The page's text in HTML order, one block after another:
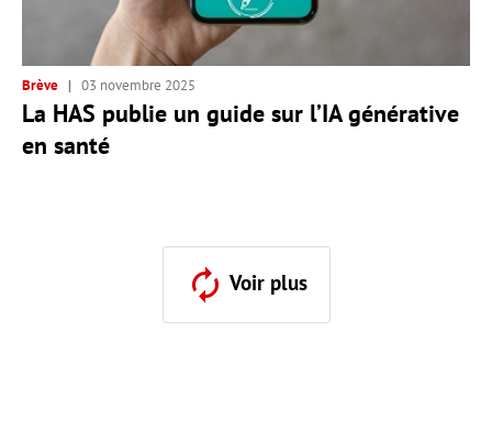
Brève 03 novembre 2025
La HAS publie un guide sur l’IA générative
en santé
Voir plus